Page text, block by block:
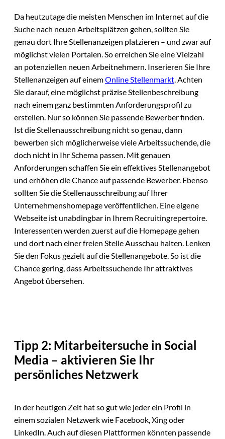
Da heutzutage die meisten Menschen im Internet auf die
Suche nach neuen Arbeitsplätzen gehen, sollten Sie
genau dort Ihre Stellenanzeigen platzieren – und zwar auf
möglichst vielen Portalen. So erreichen Sie eine Vielzahl
an potenziellen neuen Arbeitnehmern. Inserieren Sie Ihre
Stellenanzeigen auf einemOnline Stellenmarkt. Achten
Sie darauf, eine möglichst präzise Stellenbeschreibung
nach einem ganz bestimmten Anforderungsprofil zu
erstellen. Nur so können Sie passende Bewerber finden.
Ist die Stellenausschreibung nicht so genau, dann
bewerben sich möglicherweise viele Arbeitssuchende, die
doch nicht in Ihr Schema passen. Mit genauen
Anforderungen schaffen Sie ein effektives Stellenangebot
und erhöhen die Chance auf passende Bewerber. Ebenso
sollten Sie die Stellenausschreibung auf Ihrer
Unternehmenshomepage veröffentlichen. Eine eigene
Webseite ist unabdingbar in Ihrem Recruitingrepertoire.
Interessenten werden zuerst auf die Homepage gehen
und dort nach einer freien Stelle Ausschau halten. Lenken
Sie den Fokus gezielt auf die Stellenangebote. So ist die
Chance gering, dass Arbeitssuchende Ihr attraktives
Angebot übersehen.
Tipp 2: Mitarbeitersuche in Social
Media – aktivieren Sie Ihr
persönliches Netzwerk
In der heutigen Zeit hat so gut wie jeder ein Profil in
einem sozialen Netzwerk wie Facebook, Xing oder
LinkedIn. Auch auf diesen Plattformen könnten passende